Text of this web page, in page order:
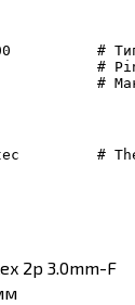
# Тип
#
#
2p 3.0mm-F